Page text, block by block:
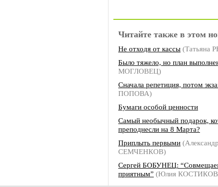
Читайте также в этом
Не отходя от кассы (Татьяна
Было тяжело, но план
МОГЛОВЕЦ)
Сначала репетиция, потом
ПОПОВА)
Бумаги особой ценности
Самый необычный подарок,
преподнесли на 8 Марта?
Приплыть первыми
СЕМЧЕНКОВ)
Сергей БОБУНЕЦ:
приятным” (Юлия